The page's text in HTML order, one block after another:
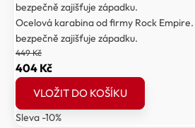
bezpečně zajišťuje západku.
Ocelová karabina od firmy Rock
bezpečně zajišťuje západku.
449Kč
Původní
cena
byla:
449 Kč.
404 KčAktuální
cena
404 Kč.
VLOŽIT DO KOŠÍKU
Sleva -10%